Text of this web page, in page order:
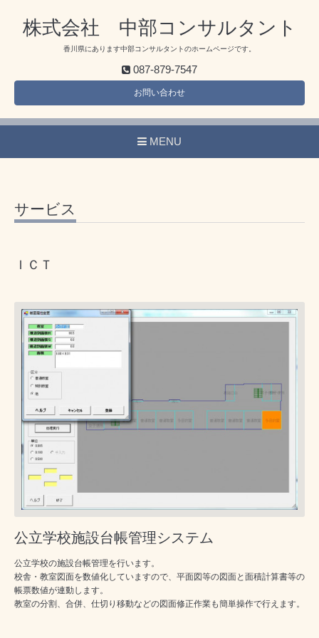
株式会社 中部コンサルタント
香川県にあります中部コンサルタントのホームページです。
087-879-7547
お問い合わせ
MENU
サービス
ＩＣＴ
公立学校施設台帳管理システム
公立学校の施設台帳管理を行います。
校舎・教室図面を数値化していますので、平面図等の図面と面積計算書等の
帳票数値が連動します。
教室の分割、合併、仕切り移動などの図面修正作業も簡単操作で行えます。